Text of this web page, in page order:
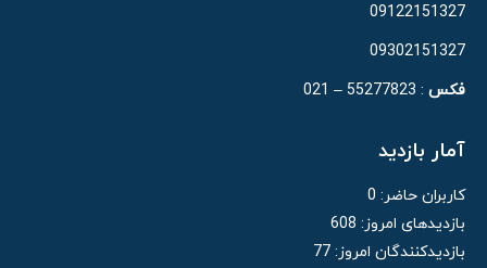
09122151327
09302151327
فکس : 55277823 – 021
آمار بازدید
کاربران حاضر: 0
بازدیدهای امروز: 608
بازدیدکنندگان امروز: 77